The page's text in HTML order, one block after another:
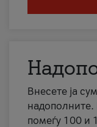
Внесете ја
надополните.
помеѓу 100 и